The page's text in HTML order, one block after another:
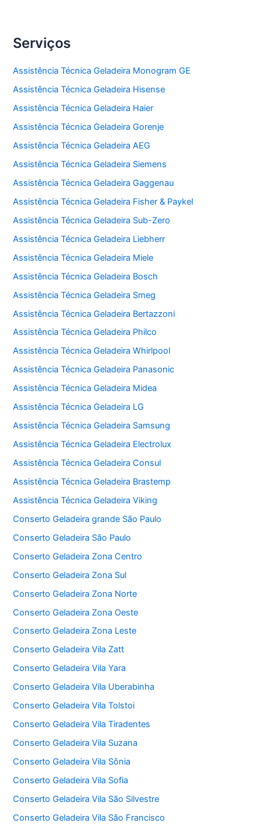
Serviços
Assistência Técnica Geladeira Monogram GE
Assistência Técnica Geladeira Hisense
Assistência Técnica Geladeira Haier
Assistência Técnica Geladeira Gorenje
Assistência Técnica Geladeira AEG
Assistência Técnica Geladeira Siemens
Assistência Técnica Geladeira Gaggenau
Assistência Técnica Geladeira Fisher & Paykel
Assistência Técnica Geladeira Sub-Zero
Assistência Técnica Geladeira Liebherr
Assistência Técnica Geladeira Miele
Assistência Técnica Geladeira Bosch
Assistência Técnica Geladeira Smeg
Assistência Técnica Geladeira Bertazzoni
Assistência Técnica Geladeira Philco
Assistência Técnica Geladeira Whirlpool
Assistência Técnica Geladeira Panasonic
Assistência Técnica Geladeira Midea
Assistência Técnica Geladeira LG
Assistência Técnica Geladeira Samsung
Assistência Técnica Geladeira Electrolux
Assistência Técnica Geladeira Consul
Assistência Técnica Geladeira Brastemp
Assistência Técnica Geladeira Viking
Conserto Geladeira grande São Paulo
Conserto Geladeira São Paulo
Conserto Geladeira Zona Centro
Conserto Geladeira Zona Sul
Conserto Geladeira Zona Norte
Conserto Geladeira Zona Oeste
Conserto Geladeira Zona Leste
Conserto Geladeira Vila Zatt
Conserto Geladeira Vila Yara
Conserto Geladeira Vila Uberabinha
Conserto Geladeira Vila Tolstoi
Conserto Geladeira Vila Tiradentes
Conserto Geladeira Vila Suzana
Conserto Geladeira Vila Sônia
Conserto Geladeira Vila Sofia
Conserto Geladeira Vila São Silvestre
Conserto Geladeira Vila São Francisco